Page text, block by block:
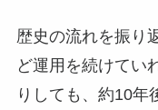
歴史の流れを振り
ど運用を続けてい
りしても、約10年